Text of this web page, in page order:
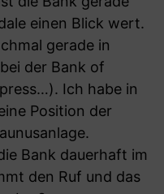
einen Blick wert.
gerade in
der Bank of
Ich habe in
Position der
Bank dauerhaft im
den Ruf und das